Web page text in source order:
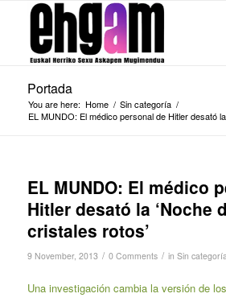
Portada
You are here: Home / Sin categoría /
EL MUNDO: El médico personal de Hitler desató
EL MUNDO: El médico
Hitler desató la ‘Noche
cristales rotos’
9 November, 2013 / 0 Comments / in Sin
Una investigación cambia la versión de